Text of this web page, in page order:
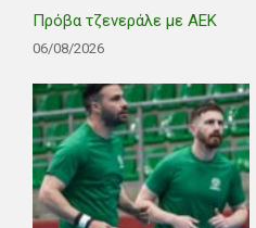
Πρόβα τζενεράλε με ΑΕΚ
06/08/2026